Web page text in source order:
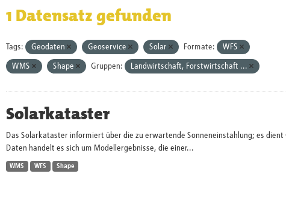
1 Datensatz gefunden
Tags: Geodaten Geoservice Solar Formate: WFS
WMS Shape Gruppen: Landwirtschaft, Forstwirtschaft ...
Solarkataster
Das Solarkataster informiert über die zu erwartende Sonneneinstahlung; es
Daten handelt es sich um Modellergebnisse, die einer...
WMS WFS Shape